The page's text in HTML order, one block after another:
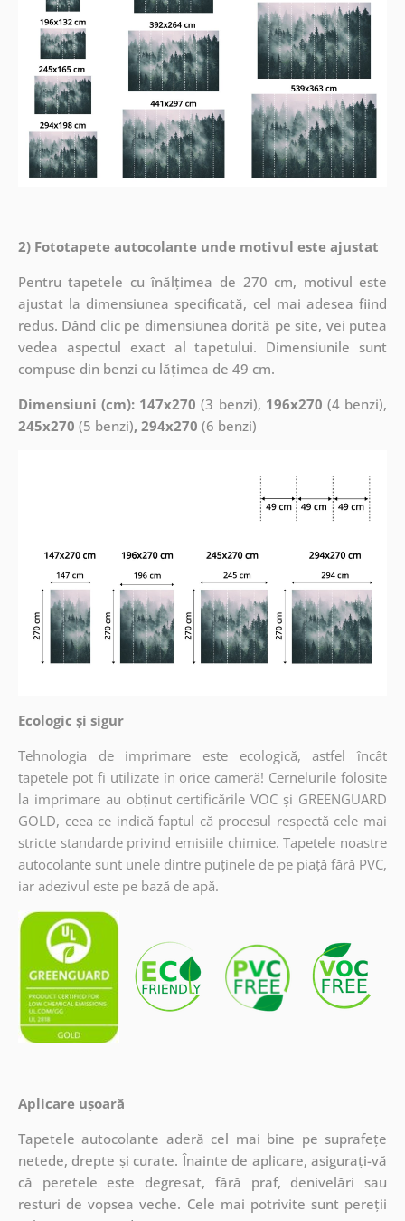
2) Fototapete autocolante unde motivul este ajustat
Pentru tapetele cu înălțimea de 270 cm, motivul este
ajustat la dimensiunea specificată, cel mai adesea fiind
redus. Dând clic pe dimensiunea dorită pe site, vei putea
vedea aspectul exact al tapetului. Dimensiunile sunt
compuse din benzi cu lățimea de 49 cm.
Dimensiuni (cm): 147x270 (3 benzi), 196x270 (4 benzi),
245x270 (5 benzi), 294x270 (6 benzi)
Ecologic și sigur
Tehnologia de imprimare este ecologică, astfel încât
tapetele pot fi utilizate în orice cameră! Cernelurile folosite
la imprimare au obținut certificările VOC și GREENGUARD
GOLD, ceea ce indică faptul că procesul respectă cele mai
stricte standarde privind emisiile chimice. Tapetele noastre
autocolante sunt unele dintre puținele de pe piață fără PVC,
iar adezivul este pe bază de apă.
Aplicare ușoară
Tapetele autocolante aderă cel mai bine pe suprafețe
netede, drepte și curate. Înainte de aplicare, asigurați-vă
că peretele este degresat, fără praf, denivelări sau
resturi de vopsea veche. Cele mai potrivite sunt pereții